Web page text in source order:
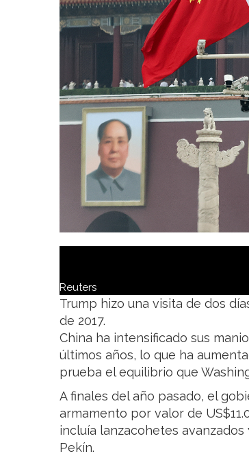
Reuters
Trump hizo una visita de dos
de 2017.
China ha intensificado sus
últimos años, lo que ha
prueba el equilibrio que
A finales del año pasado, el
armamento por valor de
incluía lanzacohetes
Pekín.